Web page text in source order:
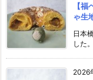
【
ゃ生
日本
した
2026